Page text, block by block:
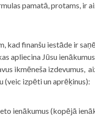
pamatā, protams, ir
kad finanšu iestāde ir
apliecina Jūsu
ikmēneša izdevumus,
(veic izpēti un aprēķinus):
ienākumus (kopējā